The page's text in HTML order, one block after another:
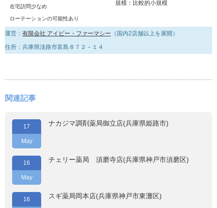
在宅訪問少なめ
ローテーションの可能性あり
規模：比較的小規模
運営： 有限会社 アイビー・ファーマシー （国内2店舗以上を展開）
住所：兵庫県淡路市富島８７２－１４
関連記事
17
May
ナカジマ調剤薬局御立店(兵庫県姫路市)
16
May
チェリー薬局 須磨寺店(兵庫県神戸市須磨区)
16 スギ薬局岡本店(兵庫県神戸市東灘区)